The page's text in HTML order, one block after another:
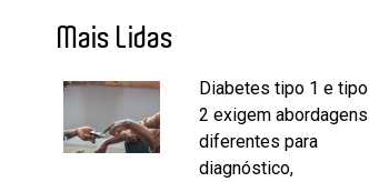
Mais Lidas
Diabetes tipo 1 e tipo
2 exigem abordagens
diferentes para
diagnóstico,